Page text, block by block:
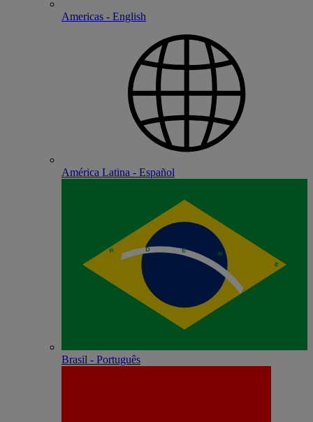
Americas - English
América Latina - Español
Brasil - Português